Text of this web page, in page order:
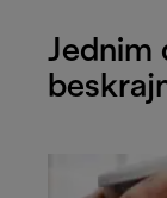
Jednim